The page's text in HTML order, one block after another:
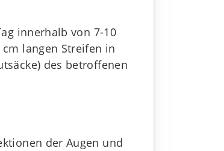
innerhalb von 7-10
cm langen Streifen in
des betroffenen
der Augen und